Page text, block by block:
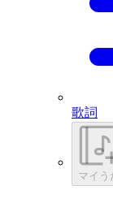
歌詞
マイう